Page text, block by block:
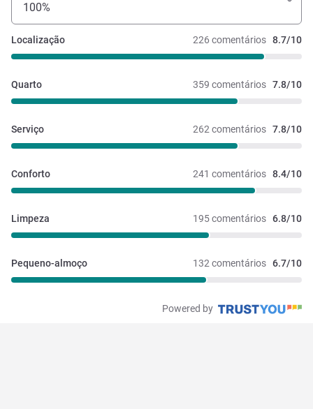
100%
226 comentários 8.7/10
Localização
359 comentários 7.8/10
Quarto
262 comentários 7.8/10
Serviço
241 comentários 8.4/10
Conforto
195 comentários 6.8/10
Limpeza
132 comentários 6.7/10
Pequeno-almoço
Powered by